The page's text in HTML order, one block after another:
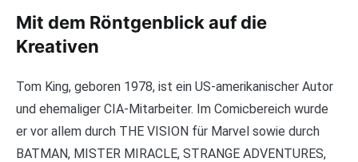
Mit dem Röntgenblick auf die
Kreativen
Tom King, geboren 1978, ist ein US-amerikanischer Autor
und ehemaliger CIA-Mitarbeiter. Im Comicbereich wurde
er vor allem durch THE VISION für Marvel sowie durch
BATMAN, MISTER MIRACLE, STRANGE ADVENTURES,